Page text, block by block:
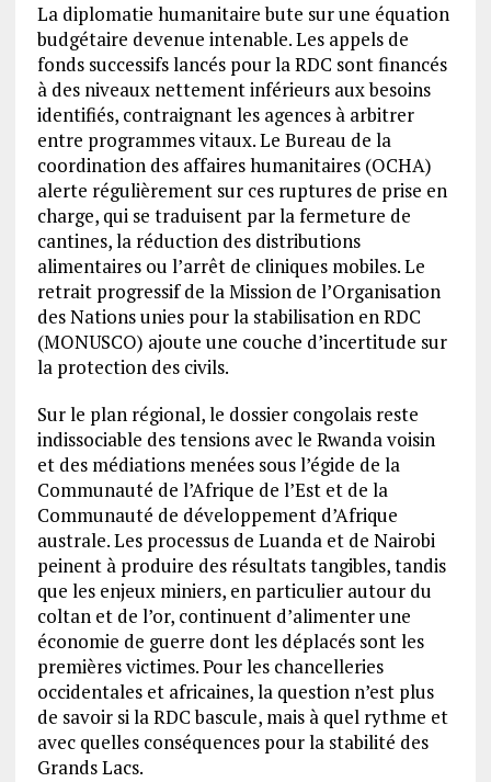
La diplomatie humanitaire bute sur une équation
budgétaire devenue intenable. Les appels de
fonds successifs lancés pour la RDC sont financés
à des niveaux nettement inférieurs aux besoins
identifiés, contraignant les agences à arbitrer
entre programmes vitaux. Le Bureau de la
coordination des affaires humanitaires (OCHA)
alerte régulièrement sur ces ruptures de prise en
charge, qui se traduisent par la fermeture de
cantines, la réduction des distributions
alimentaires ou l’arrêt de cliniques mobiles. Le
retrait progressif de la Mission de l’Organisation
des Nations unies pour la stabilisation en RDC
(MONUSCO) ajoute une couche d’incertitude sur
la protection des civils.
Sur le plan régional, le dossier congolais reste
indissociable des tensions avec le Rwanda voisin
et des médiations menées sous l’égide de la
Communauté de l’Afrique de l’Est et de la
Communauté de développement d’Afrique
australe. Les processus de Luanda et de Nairobi
peinent à produire des résultats tangibles, tandis
que les enjeux miniers, en particulier autour du
coltan et de l’or, continuent d’alimenter une
économie de guerre dont les déplacés sont les
premières victimes. Pour les chancelleries
occidentales et africaines, la question n’est plus
de savoir si la RDC bascule, mais à quel rythme et
avec quelles conséquences pour la stabilité des
Grands Lacs.